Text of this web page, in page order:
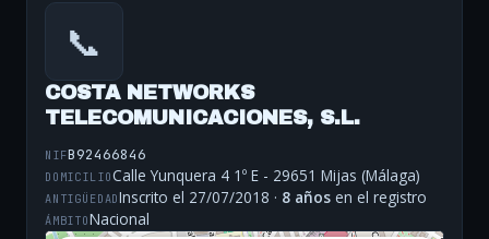
📞
COSTA NETWORKS
TELECOMUNICACIONES, S.L.
NIFB92466846
DOMICILIOCalle Yunquera 4 1º E - 29651 Mijas (Málaga)
ANTIGÜEDADInscrito el 27/07/2018 · 8 años en el registro
ÁMBITONacional